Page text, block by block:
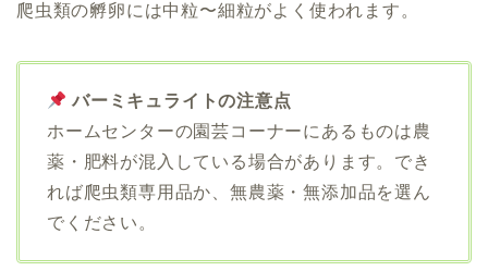
爬虫類の孵卵には中粒〜細粒がよく使われます。
バーミキュライトの注意点
ホームセンターの園芸コーナーにあるものは農
薬・肥料が混入している場合があります。でき
れば爬虫類専用品か、無農薬・無添加品を選ん
でください。